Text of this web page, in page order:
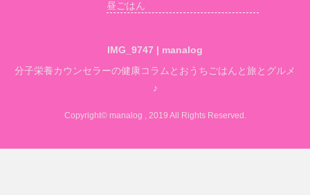
昼ごはん
IMG_9747 | manalog
分子栄養カウンセラーの健康コラムとおうちごはんと旅とグルメ
♪
Copyright© manalog , 2019 All Rights Reserved.